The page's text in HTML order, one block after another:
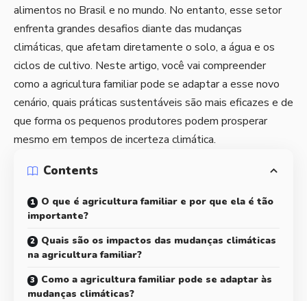
alimentos no Brasil e no mundo. No entanto, esse setor
enfrenta grandes desafios diante das mudanças
climáticas, que afetam diretamente o solo, a água e os
ciclos de cultivo. Neste artigo, você vai compreender
como a agricultura familiar pode se adaptar a esse novo
cenário, quais práticas sustentáveis são mais eficazes e de
que forma os pequenos produtores podem prosperar
mesmo em tempos de incerteza climática.
Contents
O que é agricultura familiar e por que ela é tão
importante?
Quais são os impactos das mudanças climáticas
na agricultura familiar?
Como a agricultura familiar pode se adaptar às
mudanças climáticas?